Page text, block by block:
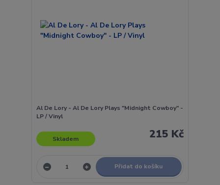
Al De Lory - Al De Lory Plays "Midnight Cowboy" -
LP / Vinyl
215 Kč
Skladem
Přidat do košíku